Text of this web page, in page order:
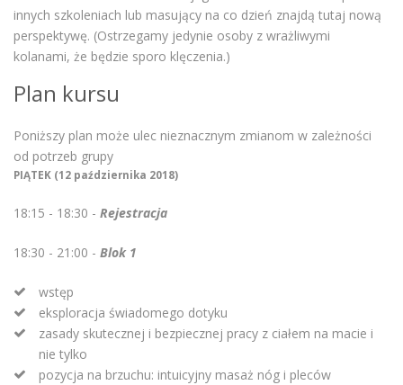
innych szkoleniach lub masujący na co dzień znajdą tutaj nową
perspektywę. (Ostrzegamy jedynie osoby z wrażliwymi
kolanami, że będzie sporo klęczenia.)
Plan kursu
Poniższy plan może ulec nieznacznym zmianom w zależności
od potrzeb grupy
PIĄTEK (12 października 2018)
18:15 - 18:30 - Rejestracja
18:30 - 21:00 - Blok 1
wstęp
eksploracja świadomego dotyku
zasady skutecznej i bezpiecznej pracy z ciałem na macie i
nie tylko
pozycja na brzuchu: intuicyjny masaż nóg i pleców